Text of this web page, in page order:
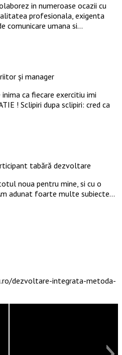
in numeroase ocazii cu
profesionala, exigenta
comunicare umana si…
și manager
ca fiecare exercitiu imi
! Sclipiri dupa sclipiri: cred ca
tabără dezvoltare
noua pentru mine, si cu o
adunat foarte multe subiecte…
dezvoltare-integrata-metoda-